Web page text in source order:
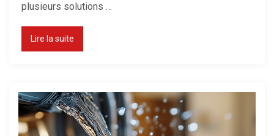
plusieurs solutions …
Lire la suite